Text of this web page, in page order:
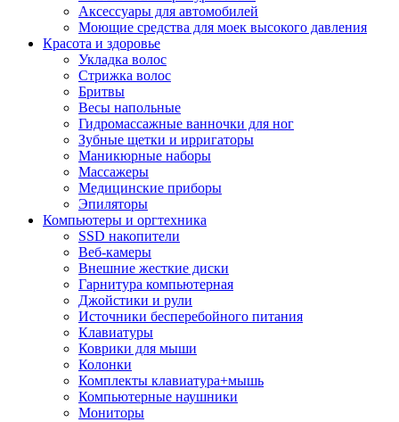
Аксессуары для автомобилей
Моющие средства для моек высокого давления
Красота и здоровье
Укладка волос
Стрижка волос
Бритвы
Весы напольные
Гидромассажные ванночки для ног
Зубные щетки и ирригаторы
Маникюрные наборы
Массажеры
Медицинские приборы
Эпиляторы
Компьютеры и оргтехника
SSD накопители
Веб-камеры
Внешние жесткие диски
Гарнитура компьютерная
Джойстики и рули
Источники бесперебойного питания
Клавиатуры
Коврики для мыши
Колонки
Комплекты клавиатура+мышь
Компьютерные наушники
Мониторы